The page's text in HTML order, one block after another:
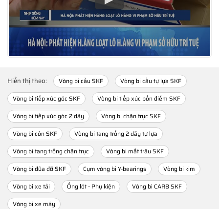
Hiển thị theo: Vòng bi cầu SKF
Vòng bi cầu tự lựa SKF
Vòng bi tiếp xúc góc SKF
Vòng bi tiếp xúc bốn điểm SKF
Vòng bi tiếp xúc góc 2 dãy
Vòng bi chặn trục SKF
Vòng bi côn SKF
Vòng bi tang trống 2 dãy tự lựa
Vòng bi tang trống chặn trục
Vòng bi mắt trâu SKF
Vòng bi đũa đỡ SKF
Cụm vòng bi Y-bearings
Vòng bi kim
Vòng bi xe tải
Ống lót - Phụ kiện
Vòng bi CARB SKF
Vòng bi xe máy